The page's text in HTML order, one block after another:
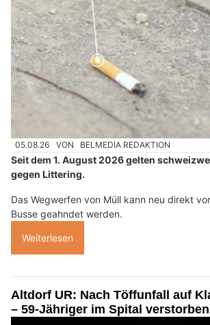
05.08.26 VON BELMEDIA REDAKTION
Seit dem 1. August 2026 gelten
gegen Littering.
Das Wegwerfen von Müll kann neu direkt
Busse geahndet werden.
Weiterlesen
Altdorf UR: Nach Töffunfall auf
– 59-Jähriger im Spital verstorben